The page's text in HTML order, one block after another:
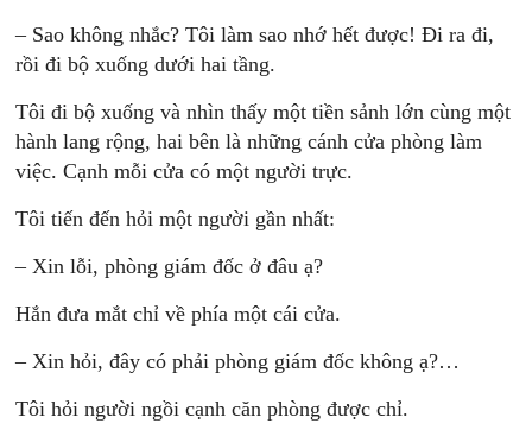
– Sao không nhắc? Tôi làm sao nhớ hết được! Đi ra đi,
rồi đi bộ xuống dưới hai tầng.
Tôi đi bộ xuống và nhìn thấy một tiền sảnh lớn cùng một
hành lang rộng, hai bên là những cánh cửa phòng làm
việc. Cạnh mỗi cửa có một người trực.
Tôi tiến đến hỏi một người gần nhất:
– Xin lỗi, phòng giám đốc ở đâu ạ?
Hắn đưa mắt chỉ về phía một cái cửa.
– Xin hỏi, đây có phải phòng giám đốc không ạ?…
Tôi hỏi người ngồi cạnh căn phòng được chỉ.